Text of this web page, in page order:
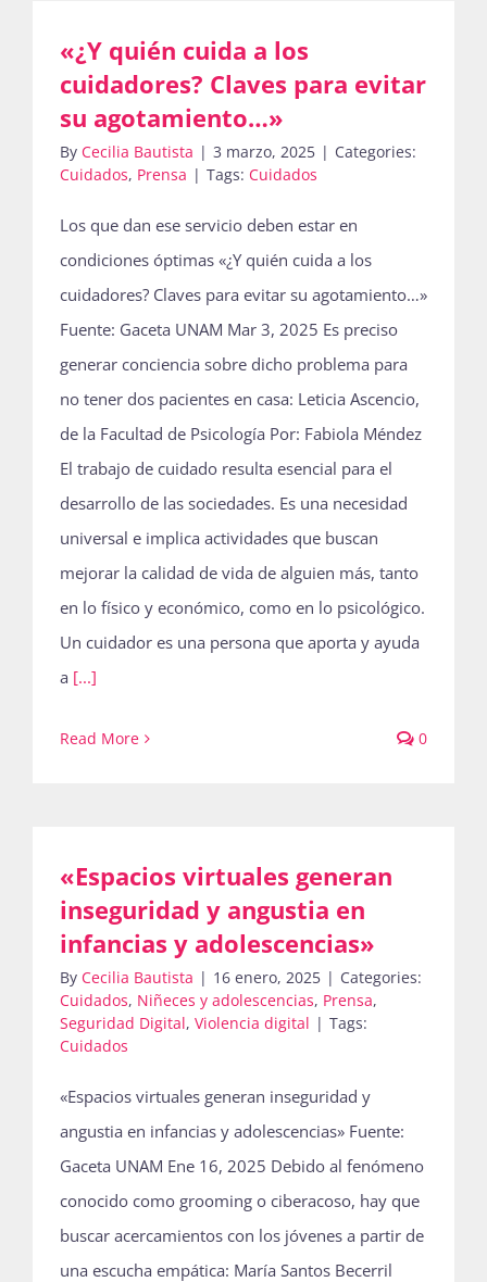
Actividades
La Boletina
Blog
Recursos
Súmate
Bienvenida generación 2027-1
«¿Y quién cuida a los
cuidadores? Claves para evitar
su agotamiento…»
By Cecilia Bautista | 3 marzo, 2025 | Categories:
Cuidados, Prensa | Tags: Cuidados
Los que dan ese servicio deben estar en
condiciones óptimas «¿Y quién cuida a los
cuidadores? Claves para evitar su agotamiento…»
Fuente: Gaceta UNAM Mar 3, 2025 Es preciso
generar conciencia sobre dicho problema para
no tener dos pacientes en casa: Leticia Ascencio,
de la Facultad de Psicología Por: Fabiola Méndez
El trabajo de cuidado resulta esencial para el
desarrollo de las sociedades. Es una necesidad
universal e implica actividades que buscan
mejorar la calidad de vida de alguien más, tanto
en lo físico y económico, como en lo psicológico.
Un cuidador es una persona que aporta y ayuda
a [...]
Read More 0
«Espacios virtuales generan
inseguridad y angustia en
infancias y adolescencias»
By Cecilia Bautista | 16 enero, 2025 | Categories:
Cuidados, Niñeces y adolescencias, Prensa,
Seguridad Digital, Violencia digital | Tags:
Cuidados
«Espacios virtuales generan inseguridad y
angustia en infancias y adolescencias» Fuente:
Gaceta UNAM Ene 16, 2025 Debido al fenómeno
conocido como grooming o ciberacoso, hay que
buscar acercamientos con los jóvenes a partir de
una escucha empática: María Santos Becerril